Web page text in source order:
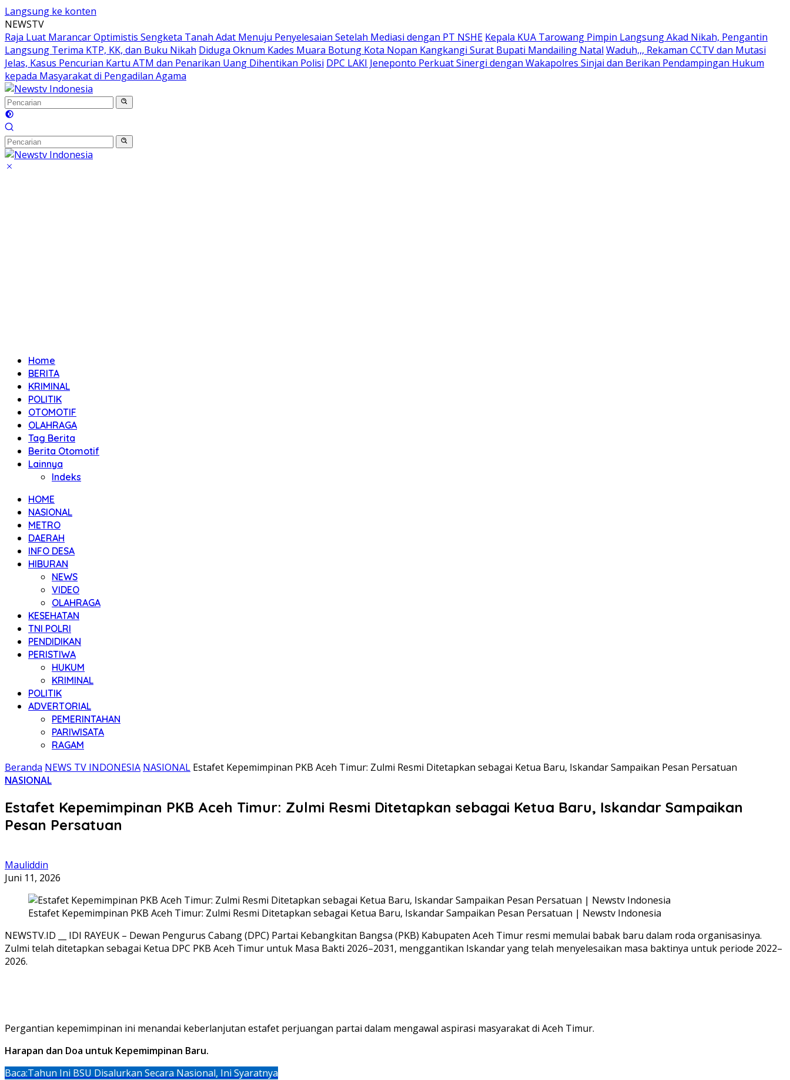
Langsung ke konten
NEWSTV
Raja Luat Marancar Optimistis Sengketa Tanah Adat Menuju Penyelesaian Setelah Mediasi dengan PT NSHE Kepala KUA Tarowang Pimpin Langsung Akad Nikah, Pengantin
Langsung Terima KTP, KK, dan Buku Nikah Diduga Oknum Kades Muara Botung Kota Nopan Kangkangi Surat Bupati Mandailing Natal Waduh,,, Rekaman CCTV dan Mutasi
Jelas, Kasus Pencurian Kartu ATM dan Penarikan Uang Dihentikan Polisi DPC LAKI Jeneponto Perkuat Sinergi dengan Wakapolres Sinjai dan Berikan Pendampingan Hukum
kepada Masyarakat di Pengadilan Agama
Home
BERITA
KRIMINAL
POLITIK
OTOMOTIF
OLAHRAGA
Tag Berita
Berita Otomotif
Lainnya
Indeks
HOME
NASIONAL
METRO
DAERAH
INFO DESA
HIBURAN
NEWS
VIDEO
OLAHRAGA
KESEHATAN
TNI POLRI
PENDIDIKAN
PERISTIWA
HUKUM
KRIMINAL
POLITIK
ADVERTORIAL
PEMERINTAHAN
PARIWISATA
RAGAM
Beranda NEWS TV INDONESIA NASIONAL Estafet Kepemimpinan PKB Aceh Timur: Zulmi Resmi Ditetapkan sebagai Ketua Baru, Iskandar Sampaikan Pesan Persatuan
NASIONAL
Estafet Kepemimpinan PKB Aceh Timur: Zulmi Resmi Ditetapkan sebagai Ketua Baru, Iskandar Sampaikan
Pesan Persatuan
Mauliddin
Juni 11, 2026
Estafet Kepemimpinan PKB Aceh Timur: Zulmi Resmi Ditetapkan sebagai Ketua Baru, Iskandar Sampaikan Pesan Persatuan | Newstv Indonesia
NEWSTV.ID __ IDI RAYEUK – Dewan Pengurus Cabang (DPC) Partai Kebangkitan Bangsa (PKB) Kabupaten Aceh Timur resmi memulai babak baru dalam roda organisasinya.
Zulmi telah ditetapkan sebagai Ketua DPC PKB Aceh Timur untuk Masa Bakti 2026–2031, menggantikan Iskandar yang telah menyelesaikan masa baktinya untuk periode 2022–
2026.
‎Pergantian kepemimpinan ini menandai keberlanjutan estafet perjuangan partai dalam mengawal aspirasi masyarakat di Aceh Timur.
‎Harapan dan Doa untuk Kepemimpinan Baru.
Baca:Tahun Ini BSU Disalurkan Secara Nasional, Ini Syaratnya